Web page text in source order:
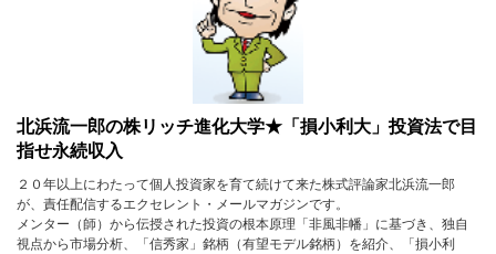
北浜流一郎の株リッチ進化大学★「損小利大」投資法で目
指せ永続収入
２０年以上にわたって個人投資家を育て続けて来た株式評論家北浜流一郎
が、責任配信するエクセレント・メールマガジンです。
メンター（師）から伝授された投資の根本原理「非風非幡」に基づき、独自
視点から市場分析、「信秀家」銘柄（有望モデル銘柄）を紹介、「損小利